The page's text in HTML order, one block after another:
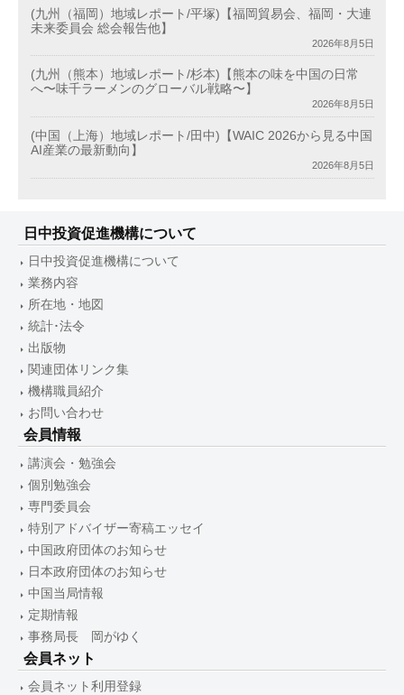
(九州（福岡）地域レポート/平塚)【福岡貿易会、福岡・大連
未来委員会 総会報告他】
2026年8月5日
(九州（熊本）地域レポート/杉本)【熊本の味を中国の日常
へ〜味千ラーメンのグローバル戦略〜】
2026年8月5日
(中国（上海）地域レポート/田中)【WAIC 2026から見る中国
AI産業の最新動向】
2026年8月5日
日中投資促進機構について
日中投資促進機構について
業務内容
所在地・地図
統計･法令
出版物
関連団体リンク集
機構職員紹介
お問い合わせ
会員情報
講演会・勉強会
個別勉強会
専門委員会
特別アドバイザー寄稿エッセイ
中国政府団体のお知らせ
日本政府団体のお知らせ
中国当局情報
定期情報
事務局長 岡がゆく
会員ネット
会員ネット利用登録